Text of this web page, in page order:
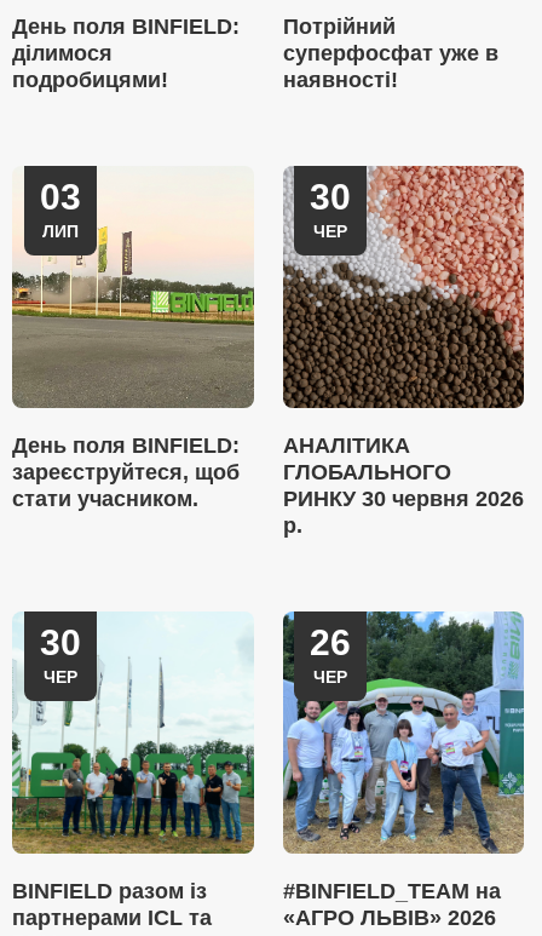
День поля BINFIELD:
ділимося
подробицями!
Потрійний
суперфосфат уже в
наявності!
03
ЛИП
День поля BINFIELD:
зареєструйтеся, щоб
стати учасником.
30
ЧЕР
АНАЛІТИКА
ГЛОБАЛЬНОГО
РИНКУ 30 червня 2026
р.
30
ЧЕР
BINFIELD разом із
партнерами ICL та
26
ЧЕР
#BINFIELD_TEAM на
«АГРО ЛЬВІВ» 2026